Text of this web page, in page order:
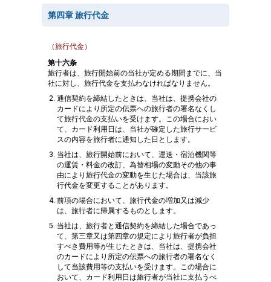
第四章 旅行代金
（旅行代金）
第十六条
旅行者は、旅行開始前の当社が定める期間までに、当
社に対し、旅行代金を支払わなければなりません。
通信契約を締結したときは、当社は、提携会社の
カードにより所定の伝票への旅行者の署名なくし
て旅行代金の支払いを受けます。この場合におい
て、カード利用日は、当社が確定した旅行サービ
スの内容を旅行者に通知した日とします。
当社は、旅行開始前において、運送・宿泊機関等
の運賃・料金の改訂、為替相場の変動その他の事
由により旅行代金の変動を生じた場合は、当該旅
行代金を変更することがあります。
前項の場合において、旅行代金の増加又は減少
は、旅行者に帰属するものとします。
当社は、旅行者と通信契約を締結した場合であっ
て、第三章又は第四章の規定により旅行者が負担
すべき費用等が生じたときは、当社は、提携会社
のカードにより所定の伝票への旅行者の署名なく
して当該費用等の支払いを受けます。この場合に
おいて、カード利用日は旅行者が当社に支払うべ